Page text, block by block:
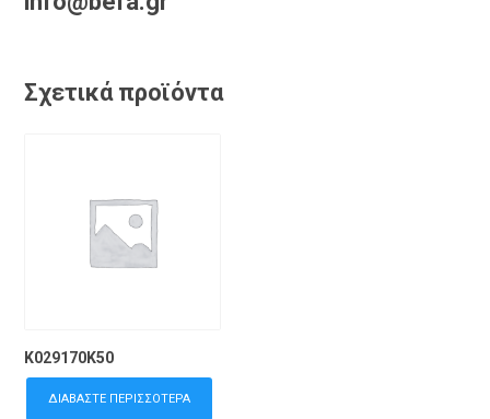
Σχετικά προϊόντα
K029170K50
ΔΙΑΒΆΣΤΕ ΠΕΡΙΣΣΌΤΕΡΑ